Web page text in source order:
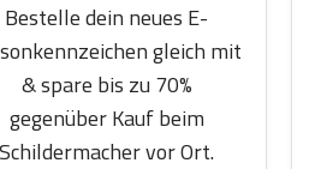
Bestelle dein neues E-
gleich mit
& spare bis zu 70%
gegenüber Kauf beim
Schildermacher vor Ort.